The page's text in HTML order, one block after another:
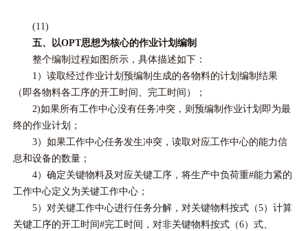
(11)
五、以OPT思想为核心的作业计划编制
整个编制过程如图所示，具体描述如下：
1）读取经过作业计划预编制生成的各物料的计划编制结果
（即各物料各工序的开工时间、完工时间）；
2)如果所有工作中心没有任务冲突，则预编制作业计划即为最
终的作业计划；
3）如果工作中心任务发生冲突，读取对应工作中心的能力信
息和设备的数量；
4）确定关键物料及对应关键工序，将生产中负荷重#能力紧的
工作中心定义为关键工作中心；
5）对关键工作中心进行任务分解，对关键物料按式（5）计算
关键工序的开工时间#完工时间，对非关键物料按式（6）式、